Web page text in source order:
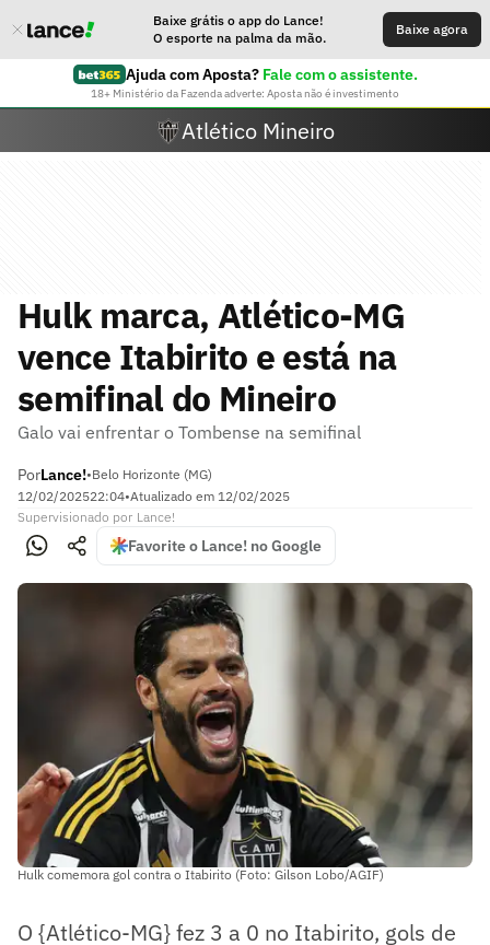
Baixe grátis o app do Lance!
O esporte na palma da mão.
Baixe agora
Ajuda com Aposta? Fale com o assistente.
18+ Ministério da Fazenda adverte: Aposta não é investimento
Atlético Mineiro
Hulk marca, Atlético-MG
vence Itabirito e está na
semifinal do Mineiro
Galo vai enfrentar o Tombense na semifinal
PorLance!•Belo Horizonte (MG)
12/02/202522:04•Atualizado em 12/02/2025
Supervisionado por Lance!
Favorite o Lance! no Google
Hulk comemora gol contra o Itabirito (Foto: Gilson Lobo/AGIF)
O {Atlético-MG} fez 3 a 0 no Itabirito, gols de